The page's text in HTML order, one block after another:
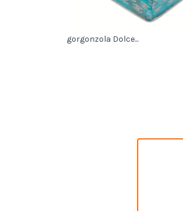
gorgonzola Dolce...